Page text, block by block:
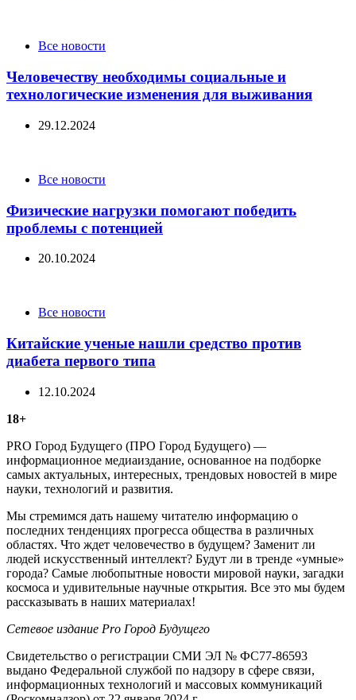
CategoriesВсе новости
Человечеству необходимы социальные и
технологические изменения для выживания
29.12.2024
CategoriesВсе новости
Физические нагрузки помогают победить
проблемы с потенцией
20.10.2024
CategoriesВсе новости
Китайские ученые нашли средство против
диабета первого типа
12.10.2024
18+
PRO Город Будущего (ПРО Город Будущего) —
информационное медиаиздание, основанное на подборке
самых актуальных, интересных, трендовых новостей в мире
науки, технологий и развития.
Мы стремимся дать нашему читателю информацию о
последних тенденциях прогресса общества в различных
областях. Что ждет человечество в будущем? Заменит ли
людей искусственный интеллект? Будут ли в тренде «умные»
города? Самые любопытные новости мировой науки, загадки
космоса и удивительные научные открытия. Все это мы будем
рассказывать в наших материалах!
Сетевое издание Рrо Город Будущего
Свидетельство о регистрации СМИ ЭЛ № ФС77-86593
выдано Федеральной службой по надзору в сфере связи,
информационных технологий и массовых коммуникаций